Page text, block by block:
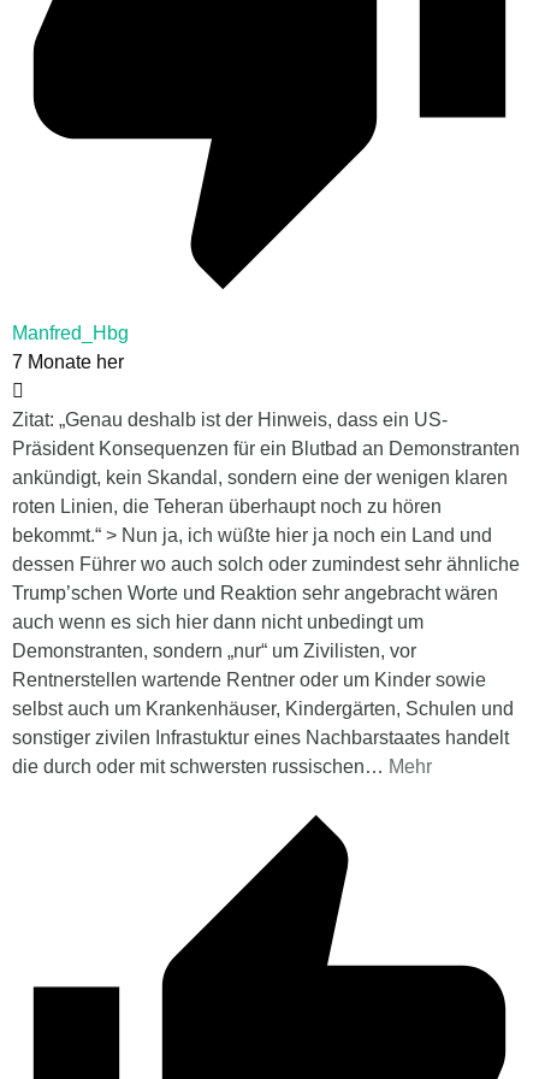
Manfred_Hbg
7 Monate her
Zitat: „Genau deshalb ist der Hinweis, dass ein US-
Präsident Konsequenzen für ein Blutbad an Demonstranten
ankündigt, kein Skandal, sondern eine der wenigen klaren
roten Linien, die Teheran überhaupt noch zu hören
bekommt.“ > Nun ja, ich wüßte hier ja noch ein Land und
dessen Führer wo auch solch oder zumindest sehr ähnliche
Trump’schen Worte und Reaktion sehr angebracht wären
auch wenn es sich hier dann nicht unbedingt um
Demonstranten, sondern „nur“ um Zivilisten, vor
Rentnerstellen wartende Rentner oder um Kinder sowie
selbst auch um Krankenhäuser, Kindergärten, Schulen und
sonstiger zivilen Infrastuktur eines Nachbarstaates handelt
die durch oder mit schwersten russischen… Mehr